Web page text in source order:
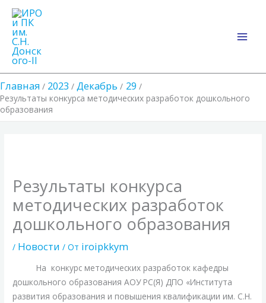
Перейти
содержимому
Главная 2023 Декабрь 29
Результаты конкурса методических разработок дошкольного
образования
Результаты конкурса
методических разработок
дошкольного образования
/ Новости / От iroipkkym
На конкурс методических разработок кафедры
дошкольного образования АОУ РС(Я) ДПО «Института
развития образования и повышения квалификации им. С.Н.